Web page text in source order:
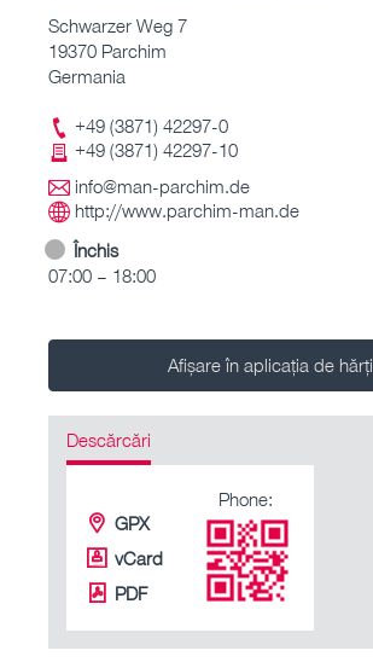
Schwarzer Weg 7
19370 Parchim
Germania
+49 (3871) 42297-0
+49 (3871) 42297-10
info@man-parchim.de
http://www.parchim-man.de
Închis
07:00 – 18:00
Afișare în aplicația de hărți
Descărcări
GPX
vCard
PDF
Phone: